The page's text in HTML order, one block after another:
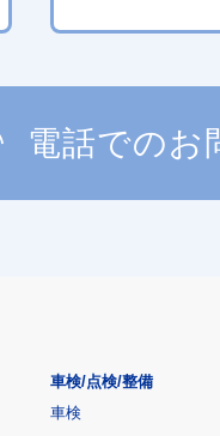
電話でのお
車検/点検/整備
車検